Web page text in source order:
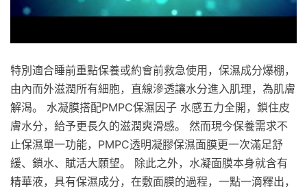
特別適合睡前重點保養或約會前救急使用，保濕成分爆棚，
由內而外滋潤所有細胞，直線滲透讓水分進入肌理，為肌膚
解渴。 水凝膜搭配PMPC保濕因子 水感五力全開，鎖住皮
膚水分，給予更長久的滋潤爽滑感。 然而現今保養需求不
止保濕單一功能，PMPC透明凝膠保濕面膜更一次滿足舒
緩、鎖水、賦活大願望。 除此之外，水凝面膜本身就含有
精華液，具有保濕成分，在敷面膜的過程，一點一滴釋出，